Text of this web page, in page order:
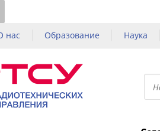
нас Образование Наука